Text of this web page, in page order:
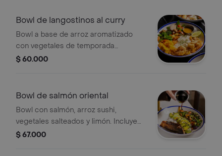
Bowl de langostinos al curry
Bowl a base de arroz aromatizado
con vegetales de temporada
salteados, mango, maní, salsa de curry
$ 60.000
Bowl de salmón oriental
Bowl con salmón, arroz sushi,
vegetales salteados y limón. Incluye
salsa aparte.
$ 67.000